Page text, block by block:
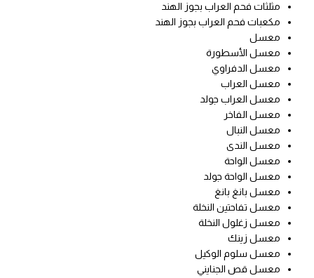
مثلثات فحم العراب بجوز الهند
مكعبات فحم العراب بجوز الهند
معسل
معسل الأسطورة
معسل الدفراوي
معسل العراب
معسل العراب جولد
معسل الفاخر
معسل النبال
معسل الندى
معسل الواحة
معسل الواحة جولد
معسل بانغ بانغ
معسل تفاحتين النخلة
معسل زغلول النخلة
معسل زينك
معسل سلوم الوكيل
معسل قص الجنايني